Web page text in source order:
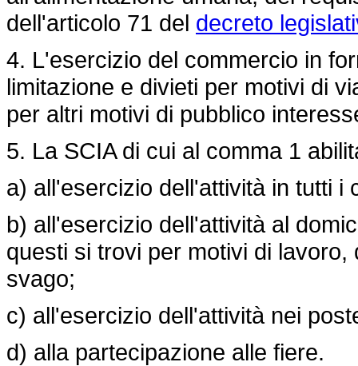
dell'articolo 71 del decreto
4. L'esercizio del commercio in
limitazione e divieti per motivi di
per altri motivi di pubblico
5. La SCIA di cui al comma 1
a) all'esercizio dell'attività in tutti i
b) all'esercizio dell'attività al
questi si trovi per motivi di
svago;
c) all'esercizio dell'attività nei
d) alla partecipazione alle fiere.